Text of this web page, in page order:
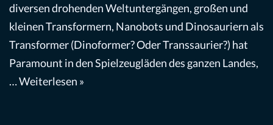
diversen drohenden Weltuntergängen, großen und
kleinen Transformern, Nanobots und Dinosauriern als
Transformer (Dinoformer? Oder Transsaurier?) hat
Paramount in den Spielzeugläden des ganzen Landes,
…Weiterlesen »